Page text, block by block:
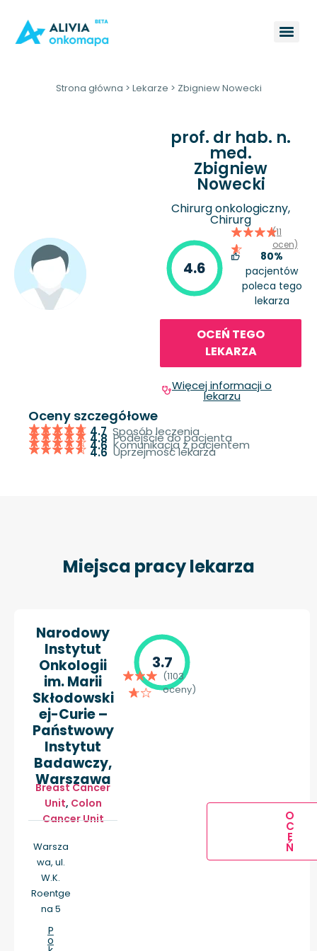
Strona główna > Lekarze > Zbigniew Nowecki
prof. dr hab. n.
med.
Zbigniew
Nowecki
Chirurg onkologiczny,
Chirurg
4.6
(11
ocen)
80%
pacjentów
poleca tego
lekarza
OCEŃ TEGO
LEKARZA
Więcej informacji o
lekarzu
Oceny szczegółowe
4.7 Sposób leczenia
4.8 Podejście do pacjenta
4.6 Komunikacja z pacjentem
4.6 Uprzejmość lekarza
Miejsca pracy lekarza
Narodowy
Instytut
Onkologii
im. Marii
Skłodowski
ej-Curie –
Państwowy
Instytut
Badawczy,
Warszawa
Breast Cancer
Unit, Colon
Cancer Unit
Warsza
wa, ul.
W.K.
Roentge
na 5
P
o
3.7
(1103
oceny)
O
C
E
Ń